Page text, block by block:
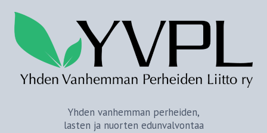
Yhden vanhemman perheiden,
lasten ja nuorten edunvalvontaa